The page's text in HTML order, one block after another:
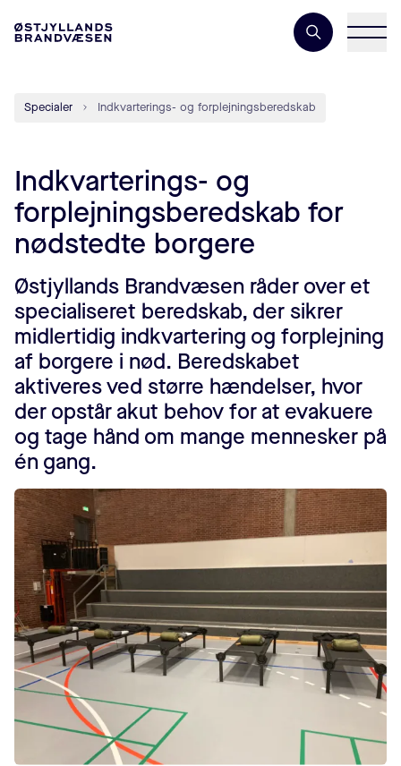
Søgeord
Specialer Indkvarterings- og forplejningsberedskab
Indkvarterings- og
forplejningsberedskab for
nødstedte borgere
Østjyllands Brandvæsen råder over et
specialiseret beredskab, der sikrer
midlertidig indkvartering og forplejning
af borgere i nød. Beredskabet
aktiveres ved større hændelser, hvor
der opstår akut behov for at evakuere
og tage hånd om mange mennesker på
én gang.